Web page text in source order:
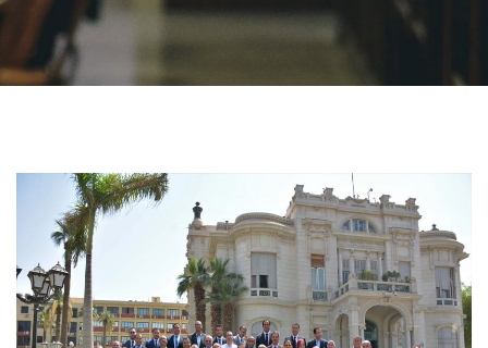
الأنظمة الذكية
الطلاب
هيئة التدريس
الدراسات العليا